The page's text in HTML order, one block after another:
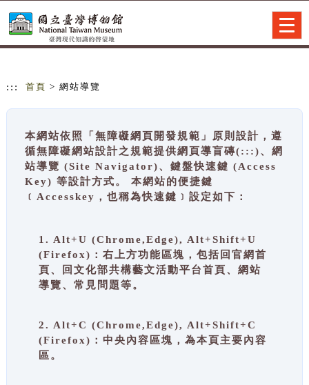
::: 首頁 > 網站導覽
本網站依照「無障礙網頁開發規範」原則設計，遵
循無障礙網站設計之規範提供網頁導盲磚(:::)、網
站導覽 (Site Navigator)、鍵盤快速鍵 (Access
Key) 等設計方式。 本網站的便捷鍵
﹝Accesskey，也稱為快速鍵﹞設定如下：
1. Alt+U (Chrome,Edge), Alt+Shift+U
(Firefox)：右上方功能區塊，包括回官網首
頁、回文化部共構藝文活動平台首頁、網站
導覽、常見問題等。
2. Alt+C (Chrome,Edge), Alt+Shift+C
(Firefox)：中央內容區塊，為本頁主要內容
區。